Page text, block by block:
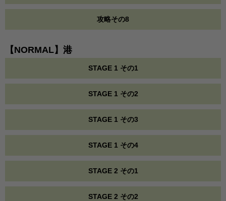
攻略その8
【NORMAL】港
STAGE 1 その1
STAGE 1 その2
STAGE 1 その3
STAGE 1 その4
STAGE 2 その1
STAGE 2 その2